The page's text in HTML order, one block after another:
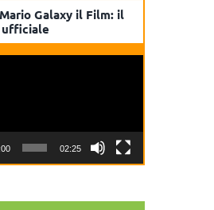
Galaxy il Film: il
02:25